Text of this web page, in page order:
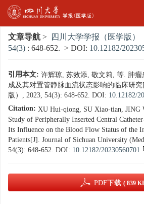
文章导航 > 四川大学学报（医学版）
54(3) : 648-652. > DOI: 10.12182/
引用本文: 许辉琼, 苏效添, 敬文莉, 等. 肿
成及其对置管静脉血流状态影响的临床研
版）, 2023, 54(3): 648-652. DOI: 10.12182/
Citation: XU Hui-qiong, SU Xiao-tian, JING
Study of Peripherally Inserted Central
Its Influence on the Blood Flow Status of the
Patients[J]. Journal of Sichuan University
54(3): 648-652. DOI: 10.12182/20230560701
PDF下载 ( 839